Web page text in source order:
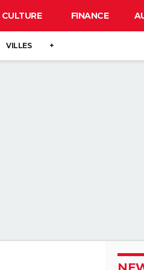
CULTURE FINANCE
VILLES +